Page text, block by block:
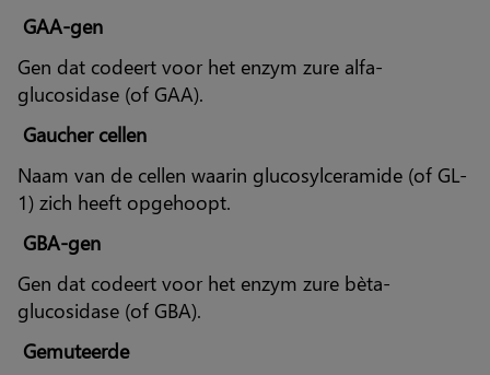
GAA-gen
Gen dat codeert voor het enzym zure alfa-
glucosidase (of GAA).
Gaucher cellen
Naam van de cellen waarin glucosylceramide (of GL-
1) zich heeft opgehoopt.
GBA-gen
Gen dat codeert voor het enzym zure bèta-
glucosidase (of GBA).
Gemuteerde